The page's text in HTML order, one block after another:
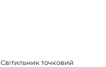
Світильник точковий